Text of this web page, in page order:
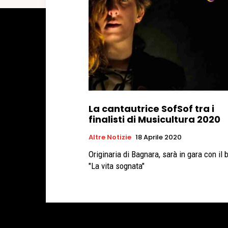
La cantautrice SofSof tra i
finalisti di Musicultura 2020
Altre Notizie 18 Aprile 2020
Originaria di Bagnara, sarà in gara con il
"La vita sognata"